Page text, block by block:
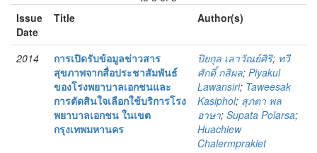
Issue
Date
Title Author(s)
2014
การเปิดรับข้อมูลข่าวสาร
สุขภาพจากสื่อประชาสัมพันธ์
ของโรงพยาบาลเอกชนและ
การตัดสินใจเลือกใช้บริการโรง
พยาบาลเอกชน ในเขต
กรุงเทพมหานคร
ปิยกุล เลาวัณย์ศิริ; ทวี
ศักดิ์ กสิผล; Piyakul
Lawansiri; Taweesak
Kasiphol; สุภตา พล
อาษา; Supata Polarsa;
Huachiew
Chalermprakiet